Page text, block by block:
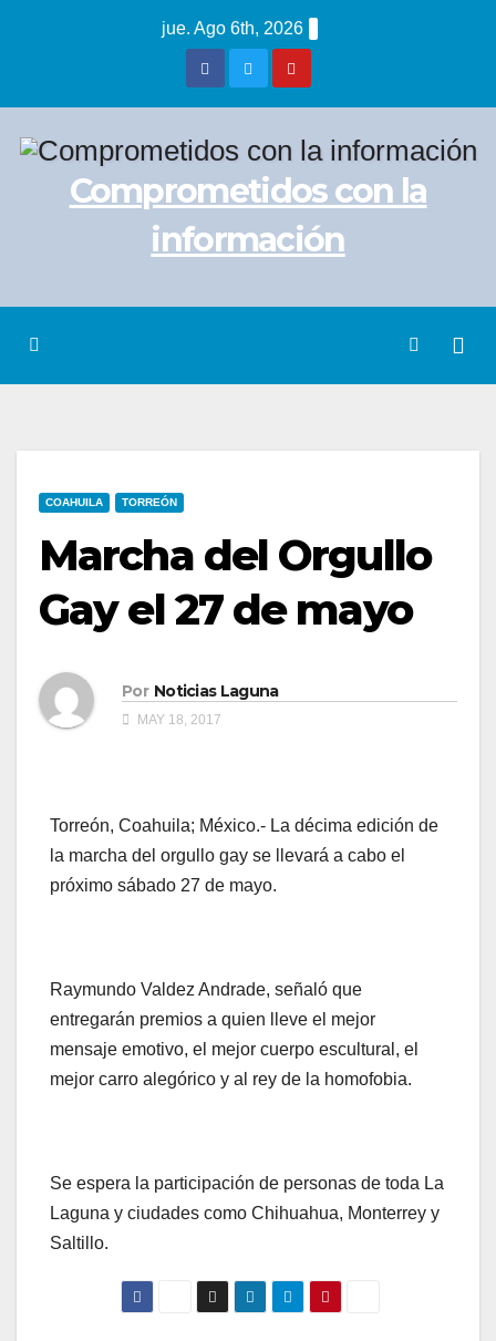
jue. Ago 6th, 2026
Comprometidos con la
información
COAHUILA TORREÓN
Marcha del Orgullo
Gay el 27 de mayo
Por Noticias Laguna
MAY 18, 2017
Torreón, Coahuila; México.- La décima edición de
la marcha del orgullo gay se llevará a cabo el
próximo sábado 27 de mayo.
Raymundo Valdez Andrade, señaló que
entregarán premios a quien lleve el mejor
mensaje emotivo, el mejor cuerpo escultural, el
mejor carro alegórico y al rey de la homofobia.
Se espera la participación de personas de toda La
Laguna y ciudades como Chihuahua, Monterrey y
Saltillo.